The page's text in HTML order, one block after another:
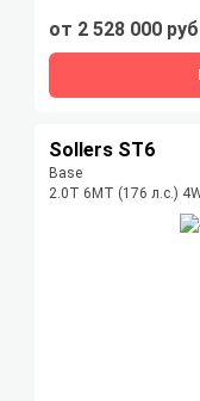
от 2 528 000
Sollers ST6
Base
2.0T 6MT (176 л.с.)